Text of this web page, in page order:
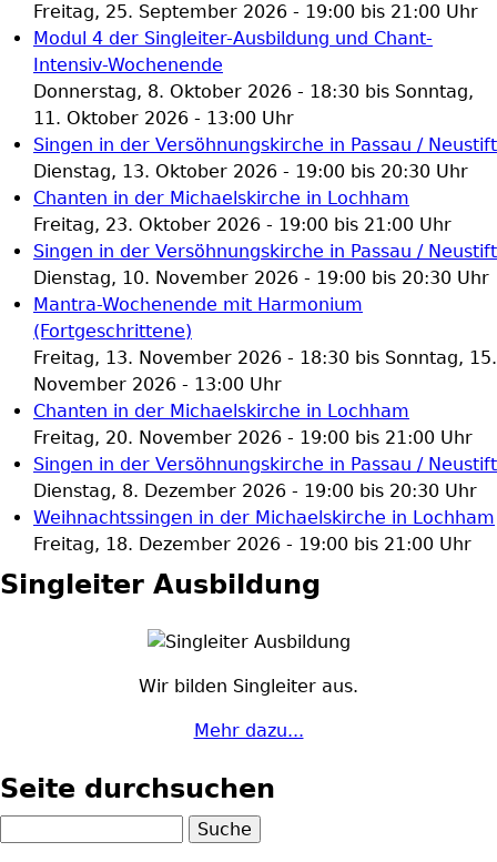
Freitag, 25. September 2026 - 19:00 bis 21:00 Uhr
Modul 4 der Singleiter-Ausbildung und Chant-
Intensiv-Wochenende
Donnerstag, 8. Oktober 2026 - 18:30 bis Sonntag,
11. Oktober 2026 - 13:00 Uhr
Singen in der Versöhnungskirche in Passau / Neustift
Dienstag, 13. Oktober 2026 - 19:00 bis 20:30 Uhr
Chanten in der Michaelskirche in Lochham
Freitag, 23. Oktober 2026 - 19:00 bis 21:00 Uhr
Singen in der Versöhnungskirche in Passau / Neustift
Dienstag, 10. November 2026 - 19:00 bis 20:30 Uhr
Mantra-Wochenende mit Harmonium
(Fortgeschrittene)
Freitag, 13. November 2026 - 18:30 bis Sonntag, 15.
November 2026 - 13:00 Uhr
Chanten in der Michaelskirche in Lochham
Freitag, 20. November 2026 - 19:00 bis 21:00 Uhr
Singen in der Versöhnungskirche in Passau / Neustift
Dienstag, 8. Dezember 2026 - 19:00 bis 20:30 Uhr
Weihnachtssingen in der Michaelskirche in Lochham
Freitag, 18. Dezember 2026 - 19:00 bis 21:00 Uhr
Singleiter Ausbildung
Wir bilden Singleiter aus.
Mehr dazu...
Seite durchsuchen